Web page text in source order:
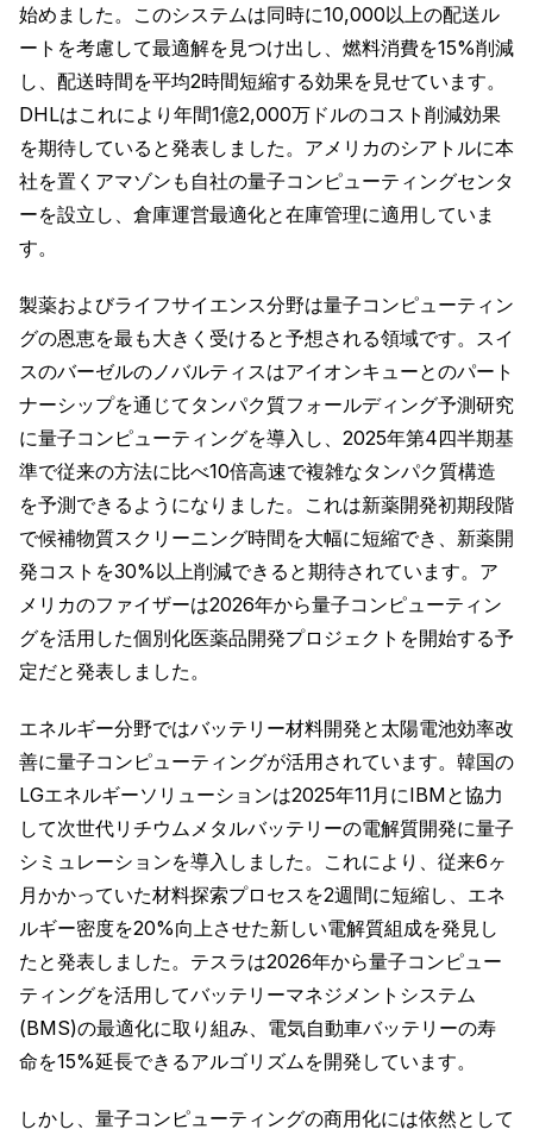
始めました。このシステムは同時に10,000以上の配送ル
ートを考慮して最適解を見つけ出し、燃料消費を15%削減
し、配送時間を平均2時間短縮する効果を見せています。
DHLはこれにより年間1億2,000万ドルのコスト削減効果
を期待していると発表しました。アメリカのシアトルに本
社を置くアマゾンも自社の量子コンピューティングセンタ
ーを設立し、倉庫運営最適化と在庫管理に適用していま
す。
製薬およびライフサイエンス分野は量子コンピューティン
グの恩恵を最も大きく受けると予想される領域です。スイ
スのバーゼルのノバルティスはアイオンキューとのパート
ナーシップを通じてタンパク質フォールディング予測研究
に量子コンピューティングを導入し、2025年第4四半期基
準で従来の方法に比べ10倍高速で複雑なタンパク質構造
を予測できるようになりました。これは新薬開発初期段階
で候補物質スクリーニング時間を大幅に短縮でき、新薬開
発コストを30%以上削減できると期待されています。ア
メリカのファイザーは2026年から量子コンピューティン
グを活用した個別化医薬品開発プロジェクトを開始する予
定だと発表しました。
エネルギー分野ではバッテリー材料開発と太陽電池効率改
善に量子コンピューティングが活用されています。韓国の
LGエネルギーソリューションは2025年11月にIBMと協力
して次世代リチウムメタルバッテリーの電解質開発に量子
シミュレーションを導入しました。これにより、従来6ヶ
月かかっていた材料探索プロセスを2週間に短縮し、エネ
ルギー密度を20%向上させた新しい電解質組成を発見し
たと発表しました。テスラは2026年から量子コンピュー
ティングを活用してバッテリーマネジメントシステム
(BMS)の最適化に取り組み、電気自動車バッテリーの寿
命を15%延長できるアルゴリズムを開発しています。
しかし、量子コンピューティングの商用化には依然として